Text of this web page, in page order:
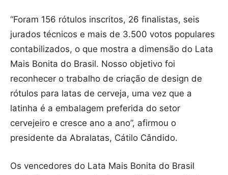
“Foram 156 rótulos inscritos, 26 finalistas, seis
jurados técnicos e mais de 3.500 votos populares
contabilizados, o que mostra a dimensão do Lata
Mais Bonita do Brasil. Nosso objetivo foi
reconhecer o trabalho de criação de design de
rótulos para latas de cerveja, uma vez que a
latinha é a embalagem preferida do setor
cervejeiro e cresce ano a ano”, afirmou o
presidente da Abralatas, Cátilo Cândido.
Os vencedores do Lata Mais Bonita do Brasil